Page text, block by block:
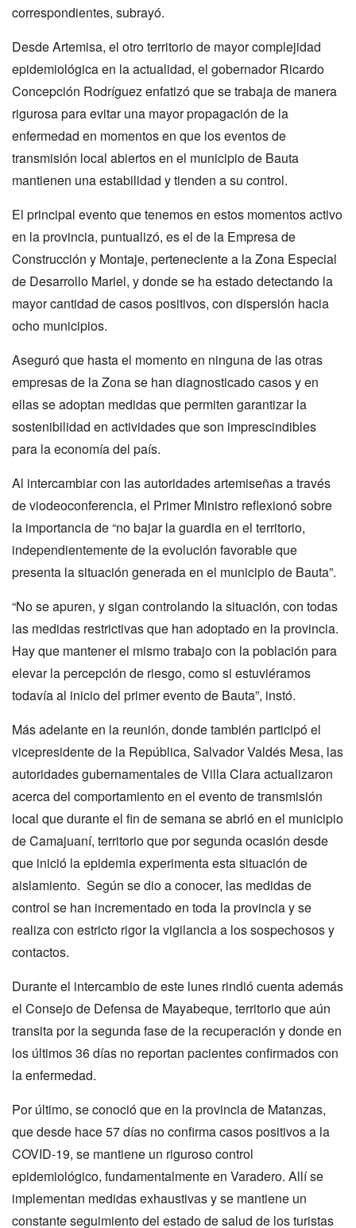
correspondientes, subrayó.
Desde Artemisa, el otro territorio de mayor complejidad
epidemiológica en la actualidad, el gobernador Ricardo
Concepción Rodríguez enfatizó que se trabaja de manera
rigurosa para evitar una mayor propagación de la
enfermedad en momentos en que los eventos de
transmisión local abiertos en el municipio de Bauta
mantienen una estabilidad y tienden a su control.
El principal evento que tenemos en estos momentos activo
en la provincia, puntualizó, es el de la Empresa de
Construcción y Montaje, perteneciente a la Zona Especial
de Desarrollo Mariel, y donde se ha estado detectando la
mayor cantidad de casos positivos, con dispersión hacia
ocho municipios.
Aseguró que hasta el momento en ninguna de las otras
empresas de la Zona se han diagnosticado casos y en
ellas se adoptan medidas que permiten garantizar la
sostenibilidad en actividades que son imprescindibles
para la economía del país.
Al intercambiar con las autoridades artemiseñas a través
de viodeoconferencia, el Primer Ministro reflexionó sobre
la importancia de “no bajar la guardia en el territorio,
independientemente de la evolución favorable que
presenta la situación generada en el municipio de Bauta”.
“No se apuren, y sigan controlando la situación, con todas
las medidas restrictivas que han adoptado en la provincia.
Hay que mantener el mismo trabajo con la población para
elevar la percepción de riesgo, como si estuviéramos
todavía al inicio del primer evento de Bauta”, instó.
Más adelante en la reunión, donde también participó el
vicepresidente de la República, Salvador Valdés Mesa, las
autoridades gubernamentales de Villa Clara actualizaron
acerca del comportamiento en el evento de transmisión
local que durante el fin de semana se abrió en el municipio
de Camajuaní, territorio que por segunda ocasión desde
que inició la epidemia experimenta esta situación de
aislamiento. Según se dio a conocer, las medidas de
control se han incrementado en toda la provincia y se
realiza con estricto rigor la vigilancia a los sospechosos y
contactos.
Durante el intercambio de este lunes rindió cuenta además
el Consejo de Defensa de Mayabeque, territorio que aún
transita por la segunda fase de la recuperación y donde en
los últimos 36 días no reportan pacientes confirmados con
la enfermedad.
Por último, se conoció que en la provincia de Matanzas,
que desde hace 57 días no confirma casos positivos a la
COVID-19, se mantiene un riguroso control
epidemiológico, fundamentalmente en Varadero. Allí se
implementan medidas exhaustivas y se mantiene un
constante seguimiento del estado de salud de los turistas